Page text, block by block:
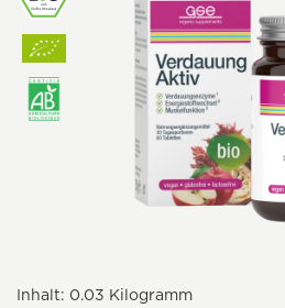
Inhalt: 0.03 Kilogramm